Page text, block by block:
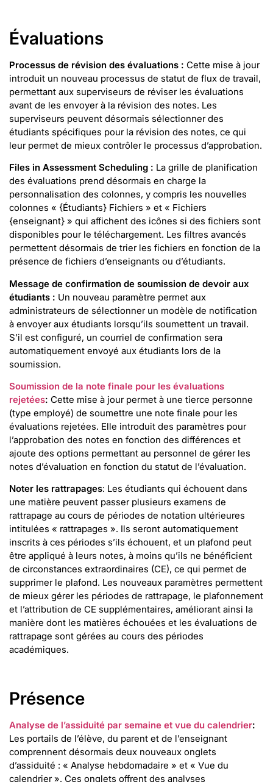
Évaluations
Processus de révision des évaluations : Cette mise à jour
introduit un nouveau processus de statut de flux de travail,
permettant aux superviseurs de réviser les évaluations
avant de les envoyer à la révision des notes. Les
superviseurs peuvent désormais sélectionner des
étudiants spécifiques pour la révision des notes, ce qui
leur permet de mieux contrôler le processus d’approbation.
Files in Assessment Scheduling : La grille de planification
des évaluations prend désormais en charge la
personnalisation des colonnes, y compris les nouvelles
colonnes « {Étudiants} Fichiers » et « Fichiers
{enseignant} » qui affichent des icônes si des fichiers sont
disponibles pour le téléchargement. Les filtres avancés
permettent désormais de trier les fichiers en fonction de la
présence de fichiers d’enseignants ou d’étudiants.
Message de confirmation de soumission de devoir aux
étudiants : Un nouveau paramètre permet aux
administrateurs de sélectionner un modèle de notification
à envoyer aux étudiants lorsqu’ils soumettent un travail.
S’il est configuré, un courriel de confirmation sera
automatiquement envoyé aux étudiants lors de la
soumission.
Soumission de la note finale pour les évaluations
rejetées: Cette mise à jour permet à une tierce personne
(type employé) de soumettre une note finale pour les
évaluations rejetées. Elle introduit des paramètres pour
l’approbation des notes en fonction des différences et
ajoute des options permettant au personnel de gérer les
notes d’évaluation en fonction du statut de l’évaluation.
Noter les rattrapages: Les étudiants qui échouent dans
une matière peuvent passer plusieurs examens de
rattrapage au cours de périodes de notation ultérieures
intitulées « rattrapages ». Ils seront automatiquement
inscrits à ces périodes s’ils échouent, et un plafond peut
être appliqué à leurs notes, à moins qu’ils ne bénéficient
de circonstances extraordinaires (CE), ce qui permet de
supprimer le plafond. Les nouveaux paramètres permettent
de mieux gérer les périodes de rattrapage, le plafonnement
et l’attribution de CE supplémentaires, améliorant ainsi la
manière dont les matières échouées et les évaluations de
rattrapage sont gérées au cours des périodes
académiques.
Présence
Analyse de l’assiduité par semaine et vue du calendrier:
Les portails de l’élève, du parent et de l’enseignant
comprennent désormais deux nouveaux onglets
d’assiduité : « Analyse hebdomadaire » et « Vue du
calendrier ». Ces onglets offrent des analyses